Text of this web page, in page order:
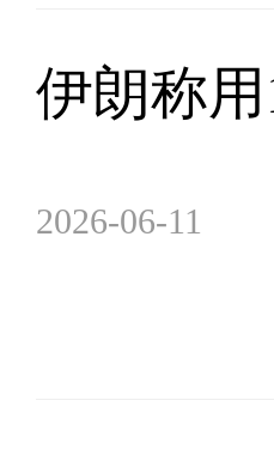
伊朗称
2026-06-11